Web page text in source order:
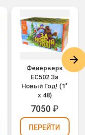
Фейерверк
ЕС502 За
Новый Год! (1"
х 48)
7050₽
ПЕРЕЙТИ